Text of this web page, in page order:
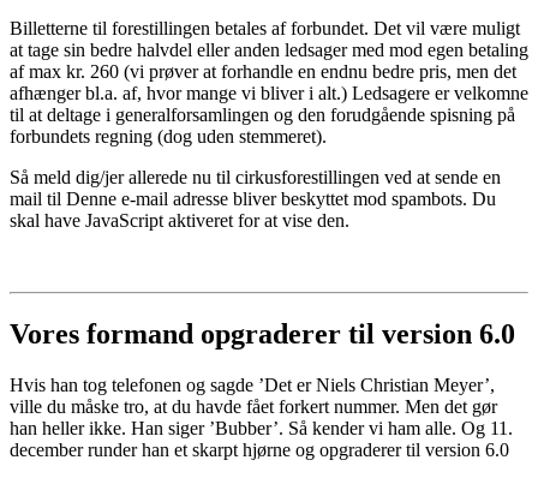
Billetterne til forestillingen betales af forbundet. Det vil være muligt
at tage sin bedre halvdel eller anden ledsager med mod egen betaling
af max kr. 260 (vi prøver at forhandle en endnu bedre pris, men det
afhænger bl.a. af, hvor mange vi bliver i alt.) Ledsagere er velkomne
til at deltage i generalforsamlingen og den forudgående spisning på
forbundets regning (dog uden stemmeret).
Så meld dig/jer allerede nu til cirkusforestillingen ved at sende en
mail til Denne e-mail adresse bliver beskyttet mod spambots. Du
skal have JavaScript aktiveret for at vise den.
Vores formand opgraderer til version 6.0
Hvis han tog telefonen og sagde ’Det er Niels Christian Meyer’,
ville du måske tro, at du havde fået forkert nummer. Men det gør
han heller ikke. Han siger ’Bubber’. Så kender vi ham alle. Og 11.
december runder han et skarpt hjørne og opgraderer til version 6.0